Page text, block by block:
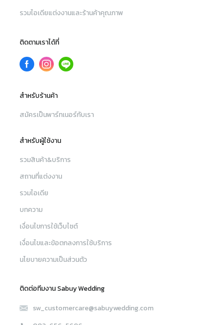
รวมไอเดียแต่งงานและร้านค้าคุณภาพ
ติดตามเราได้ที่
สำหรับร้านค้า
สมัครเป็นพาร์ทเนอร์กับเรา
สำหรับผู้ใช้งาน
รวมสินค้า&บริการ
สถานที่แต่งงาน
รวมไอเดีย
บทความ
เงื่อนไขการใช้เว็บไซต์
เงื่อนไขและข้อตกลงการใช้บริการ
นโยบายความเป็นส่วนตัว
ติดต่อทีมงาน Sabuy Wedding
sw_customercare@sabuywedding.com